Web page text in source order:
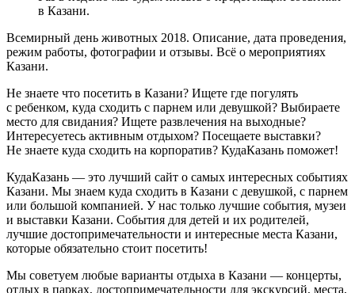
в Казани.
Всемирный день животных 2018. Описание, дата проведения,
режим работы, фотографии и отзывы. Всё о мероприятиях
Казани.
Не знаете что посетить в Казани? Ищете где погулять
с ребенком, куда сходить с парнем или девушкой? Выбираете
место для свидания? Ищете развлечения на выходные?
Интересуетесь активным отдыхом? Посещаете выставки?
Не знаете куда сходить на корпоратив? КудаКазань поможет!
КудаКазань — это лучший сайт о самых интересных событиях
Казани. Мы знаем куда сходить в Казани с девушкой, с парнем
или большой компанией. У нас только лучшие события, музеи
и выставки Казани. События для детей и их родителей,
лучшие достопримечательности и интересные места Казани,
которые обязательно стоит посетить!
Мы советуем любые варианты отдыха в Казани — концерты,
отдых в парках, достопримечательности для экскурсий, места,